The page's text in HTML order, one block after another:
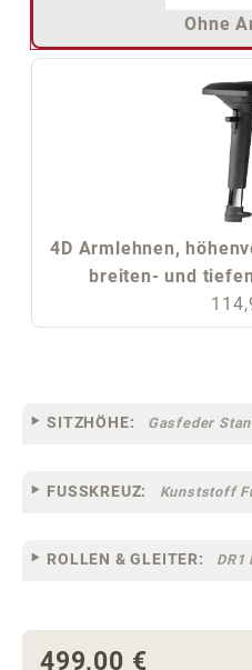
Ohne
4D Armlehnen,
breiten- und
SITZHÖHE: Gasfeder
FUSSKREUZ: Kunststoff
ROLLEN & GLEITER:
Regulärer Preis:
499,00 €